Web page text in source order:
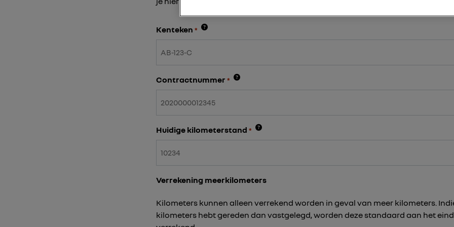
Kenteken *
Contractnummer *
Huidige kilometerstand *
Verrekening meerkilometers
Kilometers kunnen alleen verrekend worden in geval van meer kilometers.
kilometers hebt gereden dan vastgelegd, worden deze standaard aan het